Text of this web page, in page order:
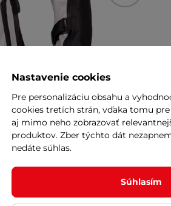
+5
Nastavenie cookies
Pre personalizáciu obsahu a
cookies tretích strán, vďaka tomu
aj mimo neho zobrazovať
produktov. Zber týchto dát
nedáte súhlas.
Súhlasím